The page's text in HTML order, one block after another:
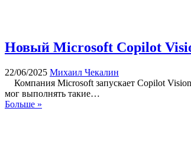
Новый Microsoft Copilot
22/06/2025 Михаил Чекалин
Компания Microsoft запускает Copilot
мог выполнять такие…
Больше »